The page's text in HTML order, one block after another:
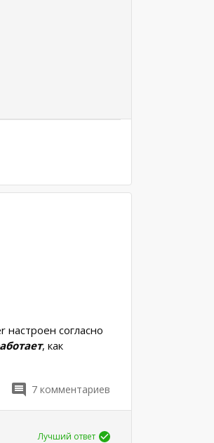
настроен согласно
, как
7 комментариев
Лучший ответ